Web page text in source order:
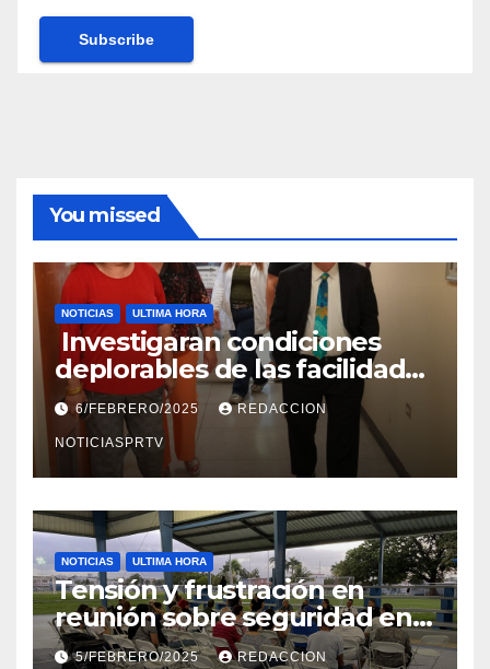
You missed
NOTICIAS ULTIMA HORA
Investigaran condiciones
deplorables de las facilidades
el Departamento de la Salud
en Mayagüez
6/FEBRERO/2025 REDACCION
NOTICIASPRTV
NOTICIAS ULTIMA HORA
Tensión y frustración en
reunión sobre seguridad en
Reparto Metropolitano
5/FEBRERO/2025 REDACCION